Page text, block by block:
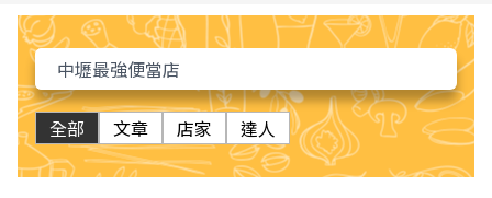
全部 文章 店家 達人